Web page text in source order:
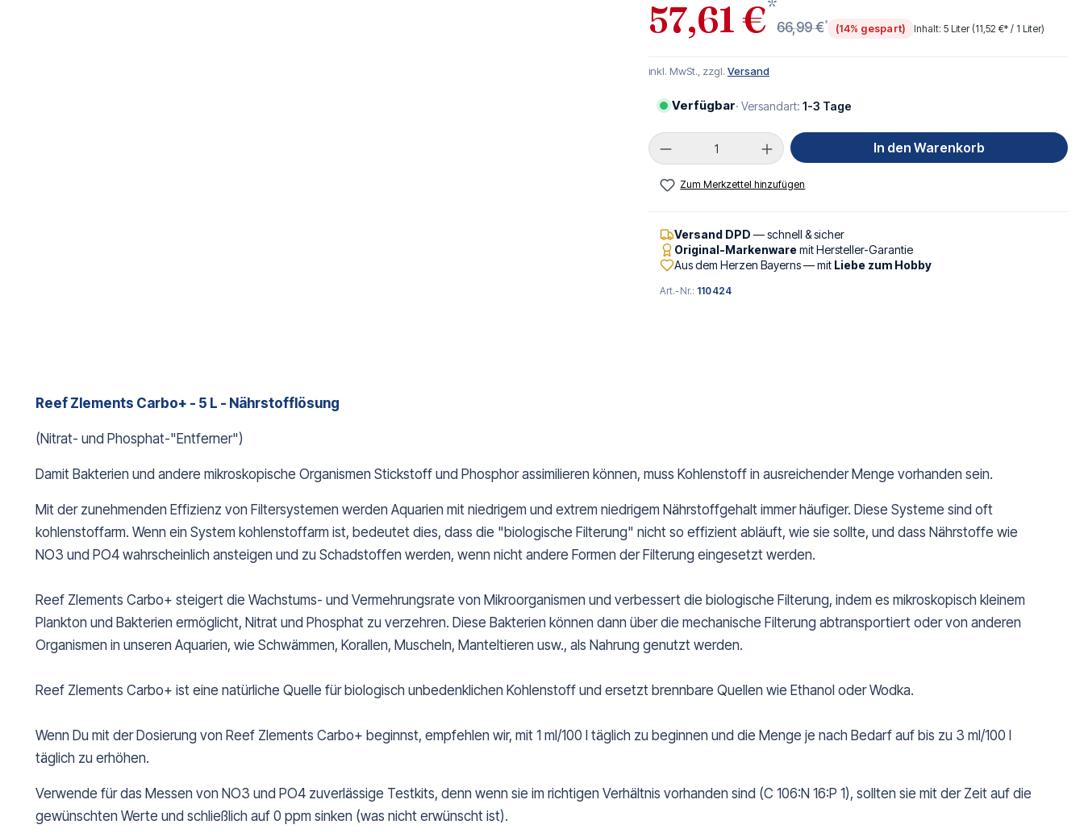
57,61 €*
66,99 €*
(14% gespart) Inhalt:5 Liter (11,52 €* / 1 Liter)
inkl. MwSt., zzgl. Versand
Verfügbar· Versandart: 1-3 Tage
Produkt Anzahl: Gib den gewünschten Wert ein
In den Warenkorb
Zum Merkzettel hinzufügen
Versand DPD — schnell & sicher
Original-Markenwaremit Hersteller-Garantie
Aus dem Herzen Bayerns — mit Liebe zum Hobby
Art.-Nr.: 110424
Reef Zlements Carbo+ - 5 L - Nährstofflösung
(Nitrat- und Phosphat-"Entferner")
Damit Bakterien und andere mikroskopische Organismen Stickstoff und Phosphor assimilieren können, muss Kohlenstoff in ausreichender Menge vorhanden sein.
Mit der zunehmenden Effizienz von Filtersystemen werden Aquarien mit niedrigem und extrem niedrigem Nährstoffgehalt immer häufiger. Diese Systeme sind oft
kohlenstoffarm. Wenn ein System kohlenstoffarm ist, bedeutet dies, dass die "biologische Filterung" nicht so effizient abläuft, wie sie sollte, und dass Nährstoffe wie
NO3 und PO4 wahrscheinlich ansteigen und zu Schadstoffen werden, wenn nicht andere Formen der Filterung eingesetzt werden.
Reef Zlements Carbo+ steigert die Wachstums- und Vermehrungsrate von Mikroorganismen und verbessert die biologische Filterung, indem es mikroskopisch kleinem
Plankton und Bakterien ermöglicht, Nitrat und Phosphat zu verzehren. Diese Bakterien können dann über die mechanische Filterung abtransportiert oder von anderen
Organismen in unseren Aquarien, wie Schwämmen, Korallen, Muscheln, Manteltieren usw., als Nahrung genutzt werden.
Reef Zlements Carbo+ ist eine natürliche Quelle für biologisch unbedenklichen Kohlenstoff und ersetzt brennbare Quellen wie Ethanol oder Wodka.
Wenn Du mit der Dosierung von Reef Zlements Carbo+ beginnst, empfehlen wir, mit 1 ml/100 l täglich zu beginnen und die Menge je nach Bedarf auf bis zu 3 ml/100 l
täglich zu erhöhen.
Verwende für das Messen von NO3 und PO4 zuverlässige Testkits, denn wenn sie im richtigen Verhältnis vorhanden sind (C 106:N 16:P 1), sollten sie mit der Zeit auf die
gewünschten Werte und schließlich auf 0 ppm sinken (was nicht erwünscht ist).